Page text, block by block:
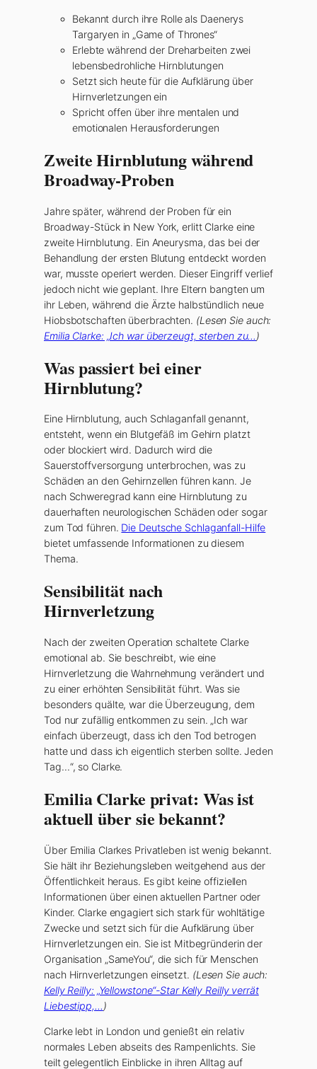
Bekannt durch ihre Rolle als Daenerys
Targaryen in „Game of Thrones“
Erlebte während der Dreharbeiten zwei
lebensbedrohliche Hirnblutungen
Setzt sich heute für die Aufklärung über
Hirnverletzungen ein
Spricht offen über ihre mentalen und
emotionalen Herausforderungen
Zweite Hirnblutung während
Broadway-Proben
Jahre später, während der Proben für ein
Broadway-Stück in New York, erlitt Clarke eine
zweite Hirnblutung. Ein Aneurysma, das bei der
Behandlung der ersten Blutung entdeckt worden
war, musste operiert werden. Dieser Eingriff verlief
jedoch nicht wie geplant. Ihre Eltern bangten um
ihr Leben, während die Ärzte halbstündlich neue
Hiobsbotschaften überbrachten. (Lesen Sie auch:
Emilia Clarke: „Ich war überzeugt, sterben zu…)
Was passiert bei einer
Hirnblutung?
Eine Hirnblutung, auch Schlaganfall genannt,
entsteht, wenn ein Blutgefäß im Gehirn platzt
oder blockiert wird. Dadurch wird die
Sauerstoffversorgung unterbrochen, was zu
Schäden an den Gehirnzellen führen kann. Je
nach Schweregrad kann eine Hirnblutung zu
dauerhaften neurologischen Schäden oder sogar
zum Tod führen. Die Deutsche Schlaganfall-Hilfe
bietet umfassende Informationen zu diesem
Thema.
Sensibilität nach
Hirnverletzung
Nach der zweiten Operation schaltete Clarke
emotional ab. Sie beschreibt, wie eine
Hirnverletzung die Wahrnehmung verändert und
zu einer erhöhten Sensibilität führt. Was sie
besonders quälte, war die Überzeugung, dem
Tod nur zufällig entkommen zu sein. „Ich war
einfach überzeugt, dass ich den Tod betrogen
hatte und dass ich eigentlich sterben sollte. Jeden
Tag…“, so Clarke.
Emilia Clarke privat: Was ist
aktuell über sie bekannt?
Über Emilia Clarkes Privatleben ist wenig bekannt.
Sie hält ihr Beziehungsleben weitgehend aus der
Öffentlichkeit heraus. Es gibt keine offiziellen
Informationen über einen aktuellen Partner oder
Kinder. Clarke engagiert sich stark für wohltätige
Zwecke und setzt sich für die Aufklärung über
Hirnverletzungen ein. Sie ist Mitbegründerin der
Organisation „SameYou“, die sich für Menschen
nach Hirnverletzungen einsetzt. (Lesen Sie auch:
Kelly Reilly: „Yellowstone“-Star Kelly Reilly verrät
Liebestipp,…)
Clarke lebt in London und genießt ein relativ
normales Leben abseits des Rampenlichts. Sie
teilt gelegentlich Einblicke in ihren Alltag auf